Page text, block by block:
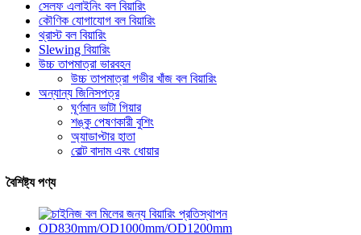
সেলফ এলাইনিং বল বিয়ারিং
কৌণিক যোগাযোগ বল বিয়ারিং
থ্রাস্ট বল বিয়ারিং
Slewing বিয়ারিং
উচ্চ তাপমাত্রা ভারবহন
উচ্চ তাপমাত্রা গভীর খাঁজ বল বিয়ারিং
অন্যান্য জিনিসপত্র
ঘূর্ণমান ভাটা গিয়ার
শঙ্কু পেষণকারী বুশিং
অ্যাডাপ্টার হাতা
বোল্ট বাদাম এবং ধোয়ার
বৈশিষ্ট্য পণ্য